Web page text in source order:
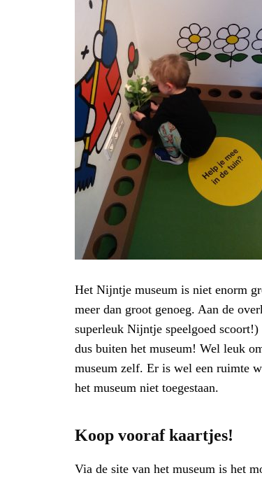
Het Nijntje museum is niet enorm
meer dan groot genoeg. Aan de
superleuk Nijntje speelgoed
dus buiten het museum! Wel leuk
museum zelf. Er is wel een ruimte
het museum niet toegestaan.
Koop vooraf kaartjes!
Via de site van het museum is het